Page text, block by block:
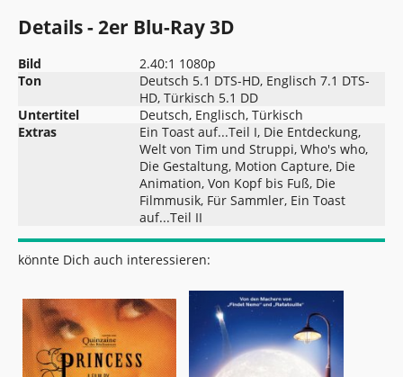
Details - 2er Blu-Ray 3D
Bild
2.40:1 1080p
Ton
Deutsch 5.1 DTS-HD, Englisch 7.1 DTS-
HD, Türkisch 5.1 DD
Untertitel
Deutsch, Englisch, Türkisch
Extras
Ein Toast auf...Teil I, Die Entdeckung,
Welt von Tim und Struppi, Who's who,
Die Gestaltung, Motion Capture, Die
Animation, Von Kopf bis Fuß, Die
Filmmusik, Für Sammler, Ein Toast
auf...Teil II
könnte Dich auch interessieren: